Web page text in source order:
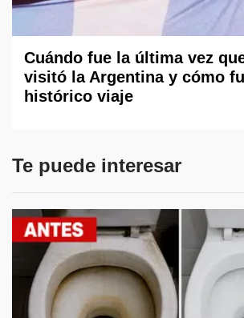
Cuándo fue la última vez
visitó la Argentina y cómo
histórico viaje
Te puede interesar